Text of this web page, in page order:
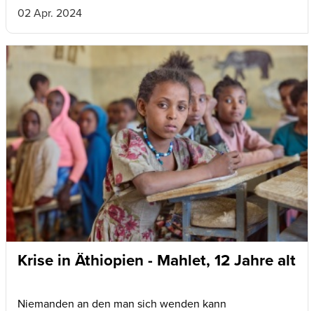
02 Apr. 2024
Krise in Äthiopien - Mahlet, 12 Jahre alt
Niemanden an den man sich wenden kann